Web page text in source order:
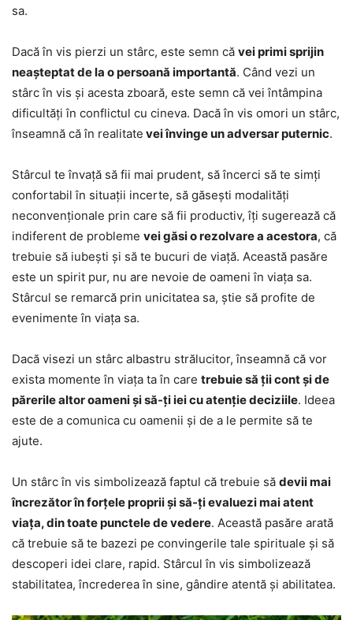
sa.
Dacă în vis pierzi un stârc, este semn că vei primi sprijin
neașteptat de la o persoană importantă. Când vezi un
stârc în vis și acesta zboară, este semn că vei întâmpina
dificultăți în conflictul cu cineva. Dacă în vis omori un stârc,
înseamnă că în realitate vei învinge un adversar puternic.
Stârcul te învață să fii mai prudent, să încerci să te simți
confortabil în situații incerte, să găsești modalități
neconvenționale prin care să fii productiv, îți sugerează că
indiferent de probleme vei găsi o rezolvare a acestora, că
trebuie să iubești și să te bucuri de viață. Această pasăre
este un spirit pur, nu are nevoie de oameni în viața sa.
Stârcul se remarcă prin unicitatea sa, știe să profite de
evenimente în viața sa.
Dacă visezi un stârc albastru strălucitor, înseamnă că vor
exista momente în viața ta în care trebuie să ții cont și de
părerile altor oameni și să-ți iei cu atenție deciziile. Ideea
este de a comunica cu oamenii și de a le permite să te
ajute.
Un stârc în vis simbolizează faptul că trebuie să devii mai
încrezător în forțele proprii și să-ți evaluezi mai atent
viața, din toate punctele de vedere. Această pasăre arată
că trebuie să te bazezi pe convingerile tale spirituale și să
descoperi idei clare, rapid. Stârcul în vis simbolizează
stabilitatea, încrederea în sine, gândire atentă și abilitatea.